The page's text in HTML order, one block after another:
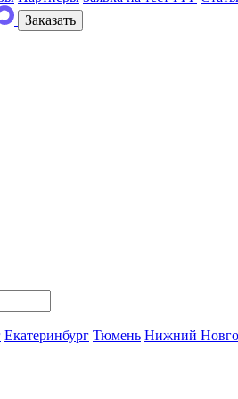
Заказать
Екатеринбур Тюмень Нижний